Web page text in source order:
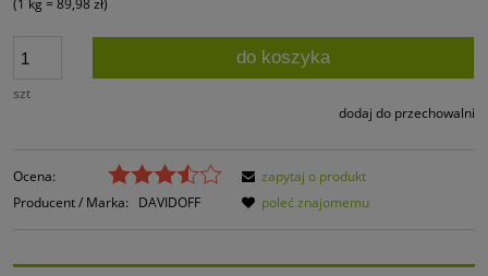
(1 kg = 89,98 zł)
szt
do koszyka
dodaj do przechowalni
Ocena:
Producent / Marka:
DAVIDOFF
zapytaj o produkt
poleć znajomemu